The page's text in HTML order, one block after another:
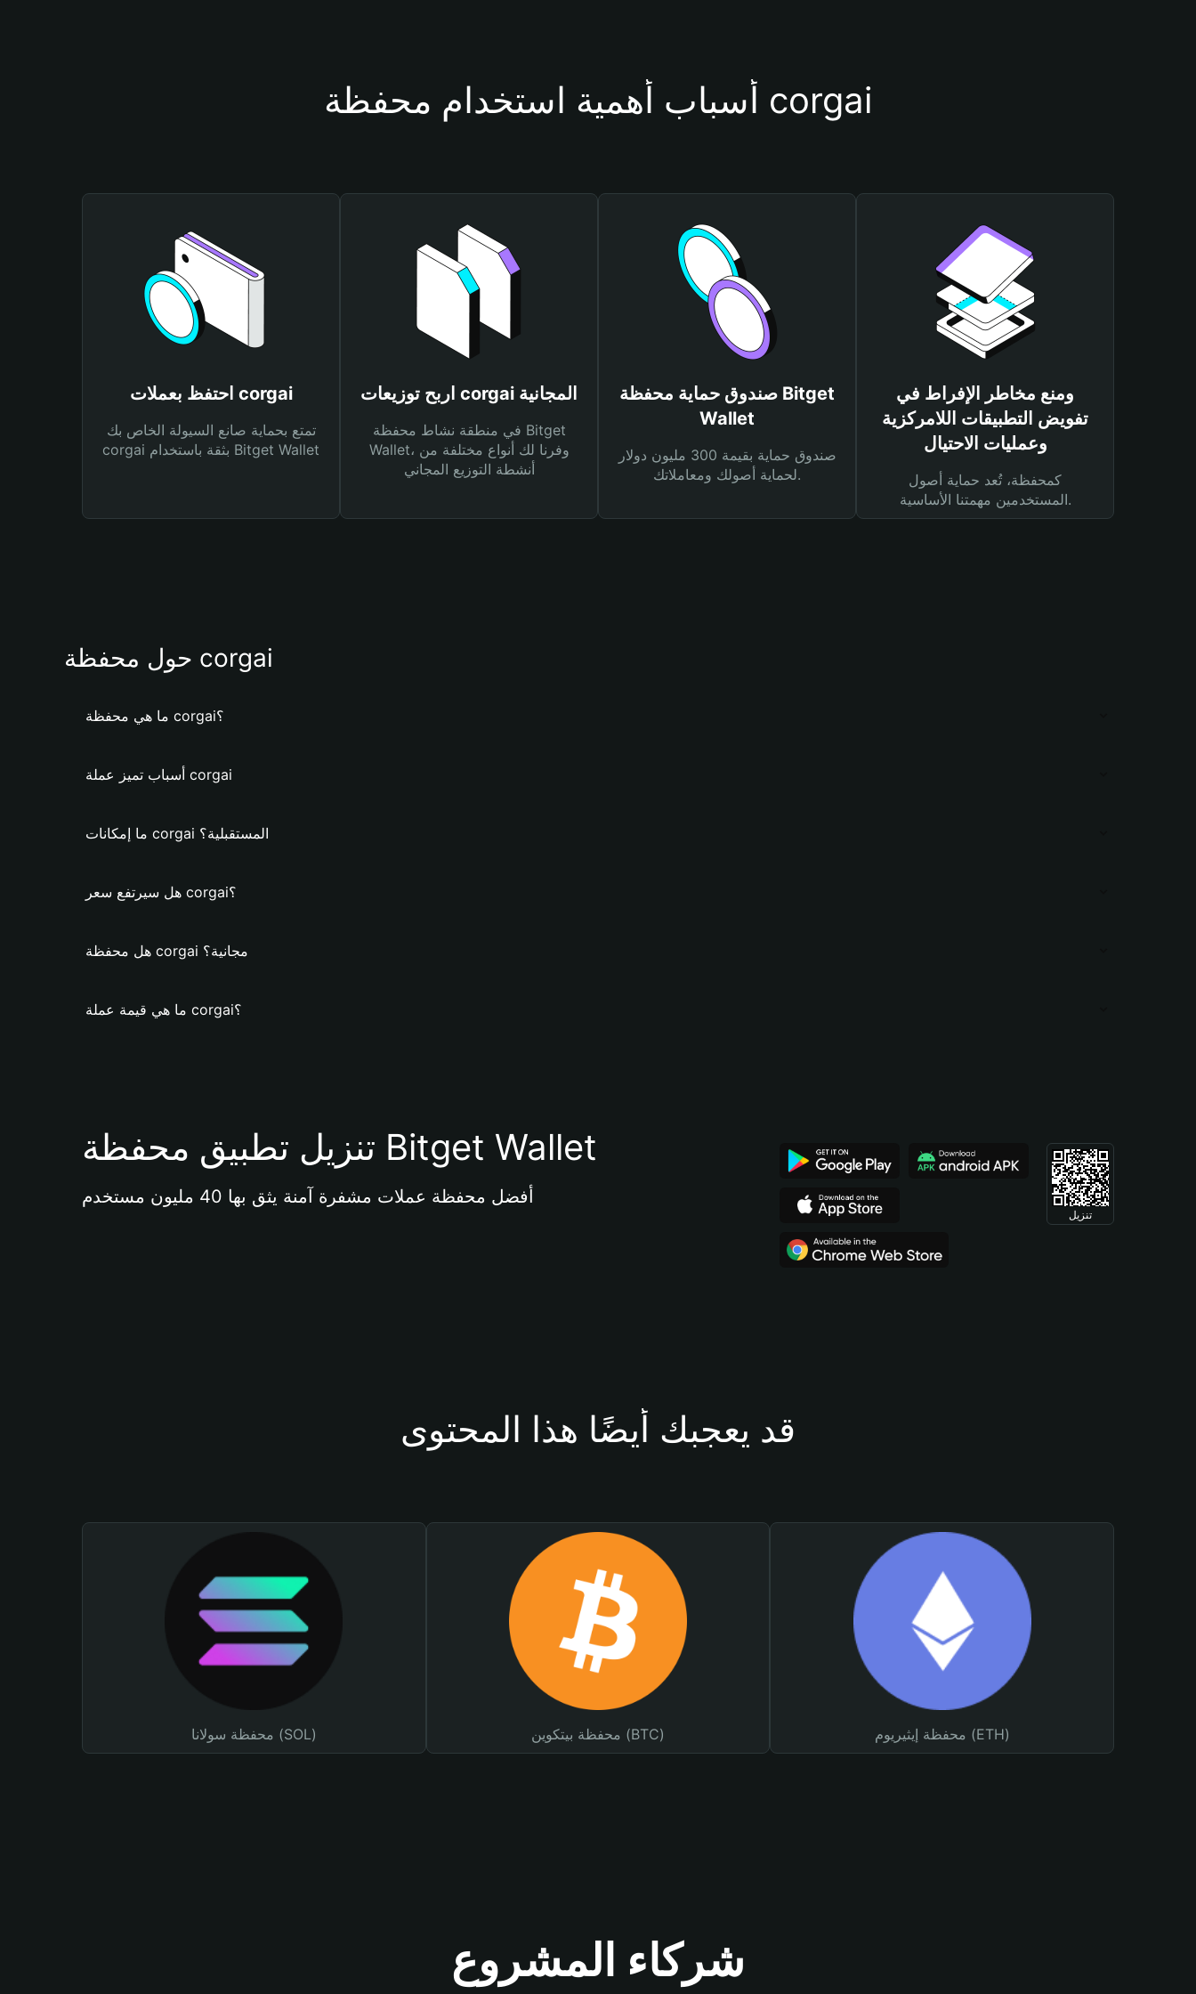
أسباب أهمية استخدام محفظة corgai
احتفظ بعملات corgai
تمتع بحماية صانع السيولة الخاص بك
corgai بثقة باستخدام Bitget Wallet
اربح توزيعات corgai المجانية
في منطقة نشاط محفظة Bitget
Wallet، وفرنا لك أنواع مختلفة من
أنشطة التوزيع المجاني
صندوق حماية محفظة Bitget
Wallet
صندوق حماية بقيمة 300 مليون دولار
لحماية أصولك ومعاملاتك.
ومنع مخاطر الإفراط في
تفويض التطبيقات اللامركزية
وعمليات الاحتيال
كمحفظة، تُعد حماية أصول
المستخدمين مهمتنا الأساسية.
حول محفظة corgai
ما هي محفظة corgai؟
أسباب تميز عملة corgai
ما إمكانات corgai المستقبلية؟
هل سيرتفع سعر corgai؟
هل محفظة corgai مجانية؟
ما هي قيمة عملة corgai؟
تنزيل تطبيق محفظة Bitget Wallet
أفضل محفظة عملات مشفرة آمنة يثق بها 40 مليون مستخدم
تنزيل
قد يعجبك أيضًا هذا المحتوى
محفظة سولانا (SOL) محفظة بيتكوين (BTC) محفظة إيثيريوم (ETH)
شركاء المشروع